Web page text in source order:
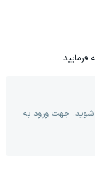
فرمایید.
شوید. جهت ورود به